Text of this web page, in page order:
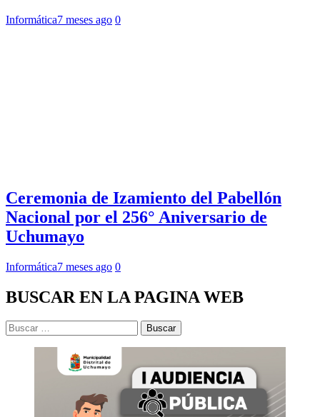
Informática7 meses ago 0
Ceremonia de Izamiento del Pabellón
Nacional por el 256° Aniversario de
Uchumayo
Informática7 meses ago 0
BUSCAR EN LA PAGINA WEB
Buscar: